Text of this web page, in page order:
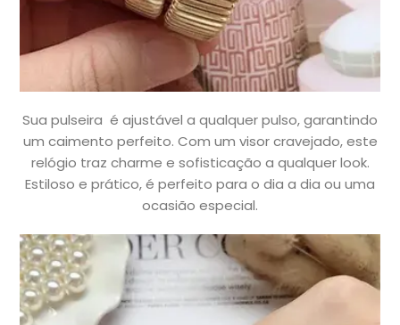
Sua pulseira é ajustável a qualquer pulso, garantindo
um caimento perfeito. Com um visor cravejado, este
relógio traz charme e sofisticação a qualquer look.
Estiloso e prático, é perfeito para o dia a dia ou uma
ocasião especial.